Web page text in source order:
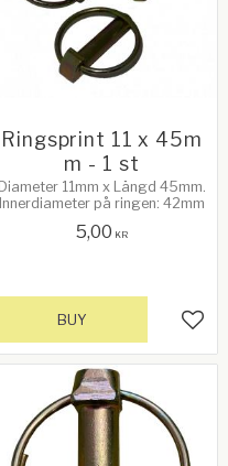
favorites
Ringsprint 11 x 45m
m - 1 st
Diameter 11mm x Längd 45mm.
Innerdiameter på ringen: 42mm
5,00 KR
BUY